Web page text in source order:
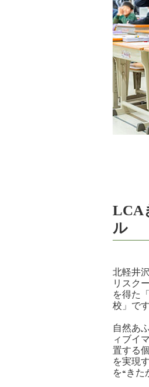
LCA
ル
北軽井
リスク
を得た
校」です
自然あ
ィブイ
置する
を実現
を“きた